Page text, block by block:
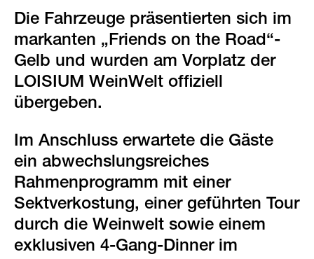
Die Fahrzeuge präsentierten sich im
markanten „Friends on the Road“-
Gelb und wurden am Vorplatz der
LOISIUM WeinWelt offiziell
übergeben.
Im Anschluss erwartete die Gäste
ein abwechslungsreiches
Rahmenprogramm mit einer
Sektverkostung, einer geführten Tour
durch die Weinwelt sowie einem
exklusiven 4-Gang-Dinner im